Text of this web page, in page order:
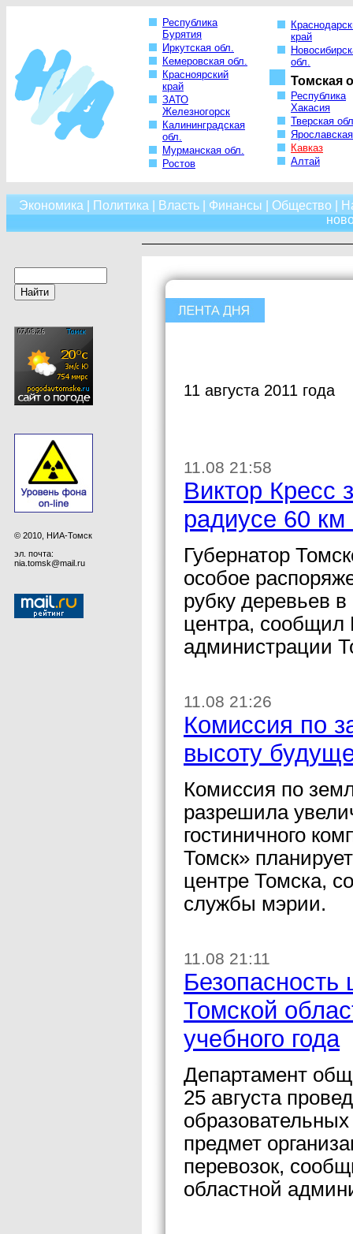
Республика
Бурятия
Иркутская обл.
Кемеровская обл.
Красноярский
край
ЗАТО
Железногорск
Калининградская
обл.
Мурманская обл.
Ростов
край
обл.
Томская
Республика
Хакасия
Тверская
Кавказ
Алтай
Экономика Политика Власть| Финансы Общество
© 2010, НИА-Томск
эл. почта:
nia.tomsk@mail.ru
11 августа 2011 года
11.08 21:58
Виктор Кресс
радиусе 60 км
Губернатор
особое
рубку деревьев
центра, сообщил
администрации
11.08 21:26
Комиссия по
высоту
Комиссия по
разрешила
гостиничного
Томск»
центре Томска,
службы мэрии.
11.08 21:11
Безопасность
Томской
учебного года
Департамент
25 августа
предмет
перевозок,
областной